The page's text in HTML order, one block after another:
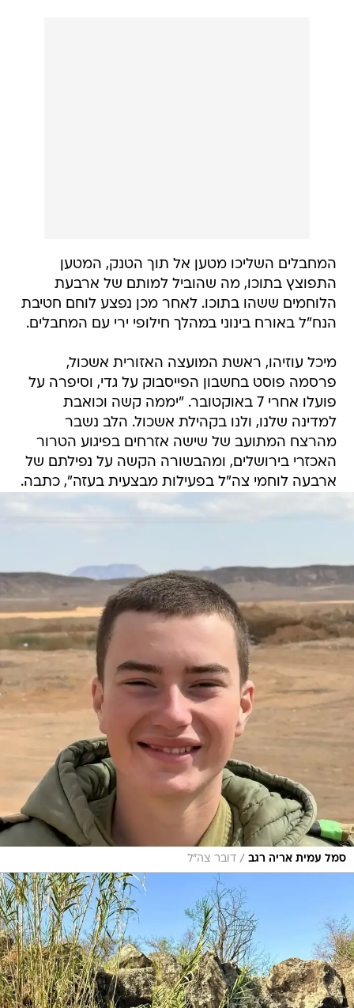
המחבלים השליכו מטען אל תוך הטנק, המטען
התפוצץ בתוכו, מה שהוביל למותם של ארבעת
הלוחמים ששהו בתוכו. לאחר מכן נפצע לוחם חטיבת
הנח"ל באורח בינוני במהלך חילופי ירי עם המחבלים.
מיכל עוזיהו, ראשת המועצה האזורית אשכול,
פרסמה פוסט בחשבון הפייסבוק על גדי, וסיפרה על
פועלו אחרי 7 באוקטובר. "יממה קשה וכואבת
למדינה שלנו, ולנו בקהילת אשכול. הלב נשבר
מהרצח המתועב של שישה אזרחים בפיגוע הטרור
האכזרי בירושלים, ומהבשורה הקשה על נפילתם של
ארבעה לוחמי צה"ל בפעילות מבצעית בעזה", כתבה.
סמל עמית אריה רגב / דובר צה"ל